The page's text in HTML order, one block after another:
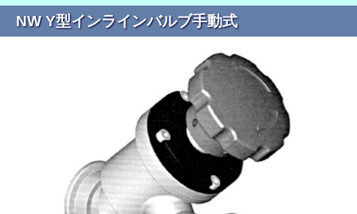
NW Y型インラインバルブ手動式